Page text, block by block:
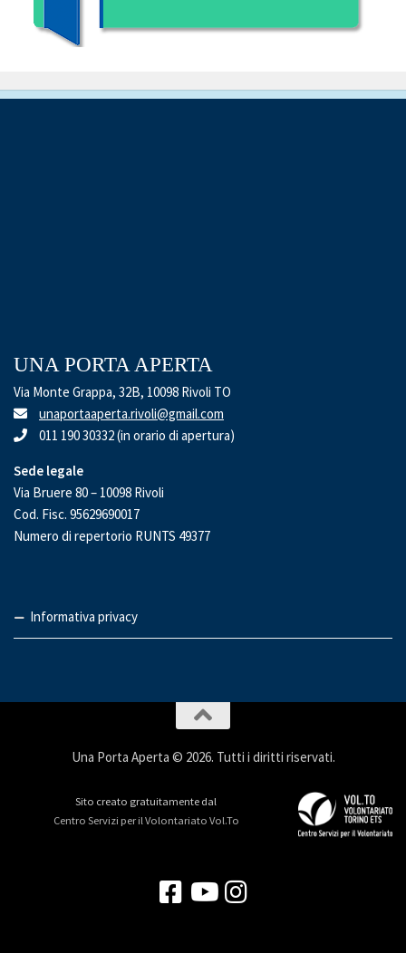
UNA PORTA APERTA
Via Monte Grappa, 32B, 10098 Rivoli TO
unaportaaperta.rivoli@gmail.com
011 190 30332 (in orario di apertura)
Sede legale
Via Bruere 80 – 10098 Rivoli
Cod. Fisc. 95629690017
Numero di repertorio RUNTS 49377
Informativa privacy
Una Porta Aperta © 2026. Tutti i diritti riservati.
Sito creato gratuitamente dal
Centro Servizi per il Volontariato Vol.To